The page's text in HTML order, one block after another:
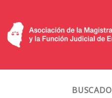
contenido